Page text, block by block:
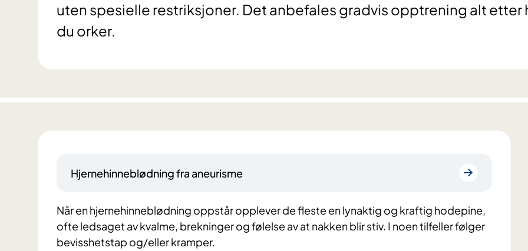
uten spesielle restriksjoner. Det anbefales gradvis opptrening alt etter
du orker.
Hjernehinneblødning fra aneurisme
Når en hjernehinneblødning oppstår opplever de fleste en lynaktig og kraftig hodepine,
ofte ledsaget av kvalme, brekninger og følelse av at nakken blir stiv. I noen tilfeller følger
bevisshetstap og/eller kramper.